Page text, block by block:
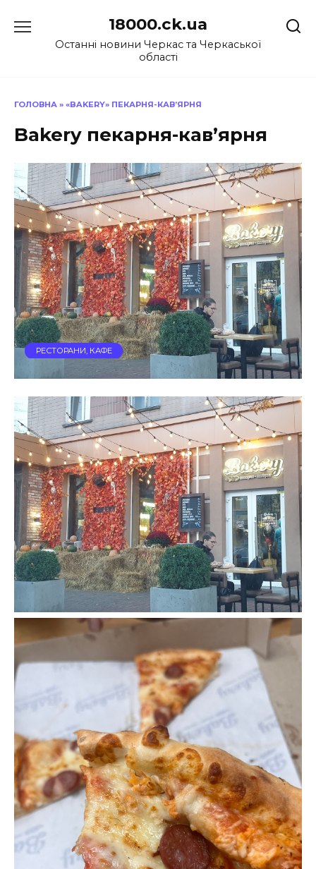
до
18000.ck.ua
Останні новини Черкас та Черкаської
області
ГОЛОВНА » «BAKERY» ПЕКАРНЯ-КАВ’ЯРНЯ
Bakery пекарня-кав’ярня
РЕСТОРАНИ, КАФЕ